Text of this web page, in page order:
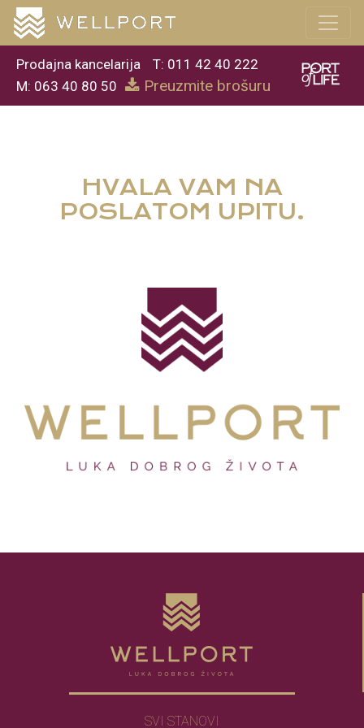
Prodajna kancelarija
T: 011 42 40 222
M: 063 40 80 50
Preuzmite brošuru
HVALA VAM NA
POSLATOM UPITU.
SVI STANOVI